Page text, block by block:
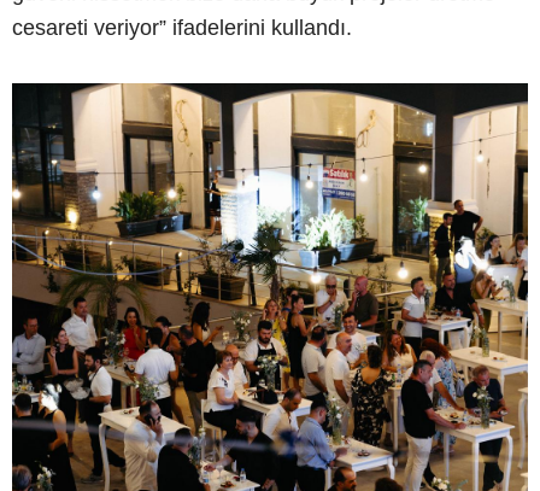
cesareti veriyor” ifadelerini kullandı.